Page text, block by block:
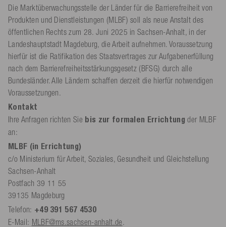
Die Marktüberwachungsstelle der Länder für die Barrierefreiheit von
Produkten und Dienstleistungen (MLBF) soll als neue Anstalt des
öffentlichen Rechts zum 28. Juni 2025 in Sachsen-Anhalt, in der
Landeshauptstadt Magdeburg, die Arbeit aufnehmen. Voraussetzung
hierfür ist die Ratifikation des Staatsvertrages zur Aufgabenerfüllung
nach dem Barrierefreiheitsstärkungsgesetz (BFSG) durch alle
Bundesländer. Alle Ländern schaffen derzeit die hierfür notwendigen
Voraussetzungen.
Kontakt
Ihre Anfragen richten Sie bis zur formalen Errichtungder MLBF
an:
MLBF (in Errichtung)
c/o Ministerium für Arbeit, Soziales, Gesundheit und Gleichstellung
Sachsen-Anhalt
Postfach 39 11 55
39135 Magdeburg
Telefon: +49 391 567 4530
E-Mail: MLBF@ms.sachsen-anhalt.de.